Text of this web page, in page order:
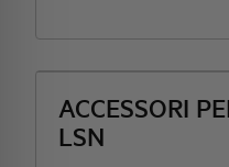
ACCESSORI
LSN